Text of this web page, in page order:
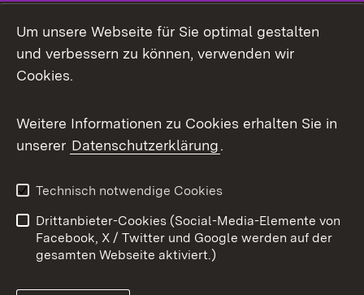
X / Twitter
Youtube
Kontakt
Datenschutz
Barrierefreiheit
Impressum
Cookies
Um unsere Webseite für Sie optimal gestalten
und verbessern zu können, verwenden wir
Cookies.
Weitere Informationen zu Cookies erhalten Sie in
unserer Datenschutzerklärung.
Technisch notwendige Cookies
Drittanbieter-Cookies (Social-Media-Elemente von
Facebook, X / Twitter und Google werden auf der
gesamten Webseite aktiviert.)